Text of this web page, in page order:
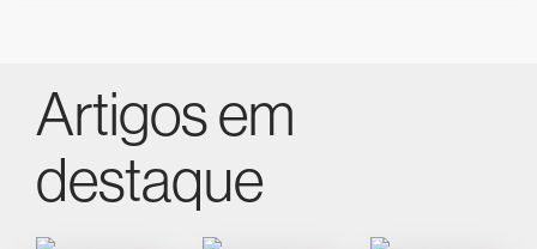
Artigos em
destaque